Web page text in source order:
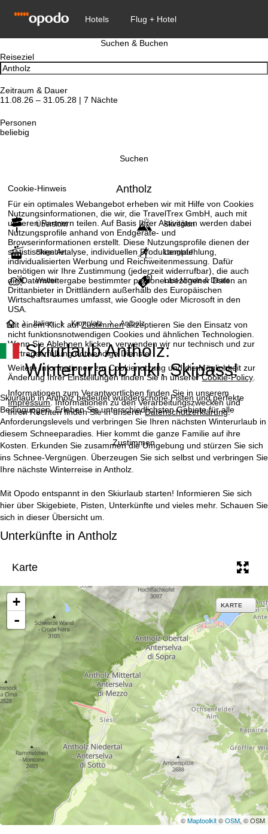
Cookie-Hinweis
Für ein optimales Webangebot erheben wir mit Hilfe von Cookies
Nutzungsinformationen, die wir, die TravelTrex GmbH, auch mit
unseren Partnern teilen. Auf Basis Ihrer Aktivitäten werden dabei
Nutzungsprofile anhand von Endgeräte- und
Browserinformationen erstellt. Diese Nutzungsprofile dienen der
statistischen Analyse, individuellen Produktempfehlung,
individualisierten Werbung und Reichweitenmessung. Dafür
benötigen wir Ihre Zustimmung (jederzeit widerrufbar), die auch
die Datenweitergabe bestimmter personenbezogener Daten an
Drittanbieter in Drittländern außerhalb des Europäischen
Wirtschaftsraumes umfasst, wie Google oder Microsoft in den
USA.
Mit einem Klick aufZustimmenakzeptieren Sie den Einsatz von
nicht funktionsnotwendigen Cookies und ähnlichen Technologien.
Wenn SieAblehnen klicken, verwenden wir nur technisch und zur
Vertragserfüllung notwendige Dienste.
Weitere Informationen zur Cookienutzung und die Möglichkeit zur
Änderung Ihrer Einstellungen finden Sie in unsererCookie-Policy.
Informationen zum Verantwortlichen finden Sie in unserem
Impressum. Informationen zu den Verarbeitungszwecken und
Ihren Rechten finden Sie in unsererDatenschutzerklärung.
Zustimmen
Suchen & Buchen
Reiseziel
Zeitraum & Dauer
11.08.26 – 31.05.28 | 7 Nächte
Personen
beliebig
Suchen
Antholz
Übersicht Skiregion
Skigebiet Langlauf
Wetter Last-Minute & Deals
S
t
a
r
t
s
e
i
t
Italien Kronplatz Antholz
Skiurlaub Antholz:
Winterurlaub inkl. Skipass!
Skiurlaub in Antholz bedeutet wunderschöne Pisten und perfekte
Bedingungen. Erleben Sie unterschiedlichsten Gebiete für alle
Anforderungslevels und verbringen Sie Ihren nächsten Winterurlaub in
diesem Schneeparadies. Hier kommt die ganze Familie auf ihre
Kosten. Erkunden Sie zusammen die Umgebung und stürzen Sie sich
ins Schnee-Vergnügen. Überzeugen Sie sich selbst und verbringen Sie
Ihre nächste Winterreise in Antholz.
Mit Opodo entspannt in den Skiurlaub starten! Informieren Sie sich
hier über Skigebiete, Pisten, Unterkünfte und vieles mehr. Schauen Sie
sich in dieser Übersicht um.
Unterkünfte in Antholz
Karte
+
-
KARTE
©Maptoolkit©OSM, © OSM